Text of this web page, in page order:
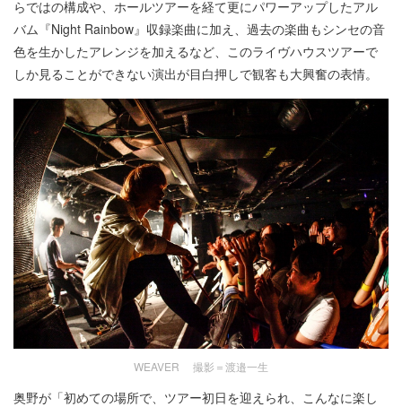
らではの構成や、ホールツアーを経て更にパワーアップしたアル
バム『Night Rainbow』収録楽曲に加え、過去の楽曲もシンセの音
色を生かしたアレンジを加えるなど、このライヴハウスツアーで
しか見ることができない演出が目白押しで観客も大興奮の表情。
WEAVER 撮影＝渡邉一生
奥野が「初めての場所で、ツアー初日を迎えられ、こんなに楽し